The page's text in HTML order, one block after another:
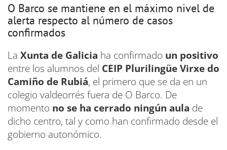
O Barco se mantiene en el máximo nivel de
alerta respecto al número de casos
confirmados
La Xunta de Galicia ha confirmado un positivo
entre los alumnos del CEIP Plurilingüe Virxe do
Camiño de Rubiá, el primero que se da en un
colegio valdeorrés fuera de O Barco. De
momento no se ha cerrado ningún aula de
dicho centro, tal y como han confirmado desde el
gobierno autonómico.